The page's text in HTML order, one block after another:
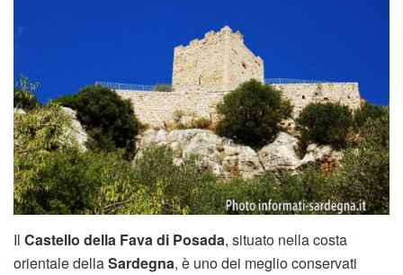
Il Castello della Fava di Posada, situato nella costa
orientale dellaSardegna, è uno dei meglio conservati